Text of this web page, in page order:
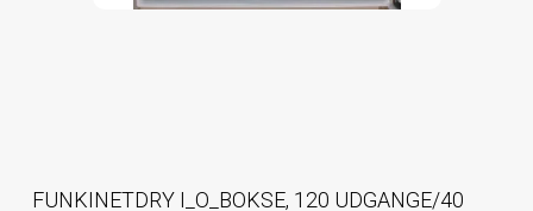
FUNKINETDRY I_O_BOKSE, 120 UDGANGE/40